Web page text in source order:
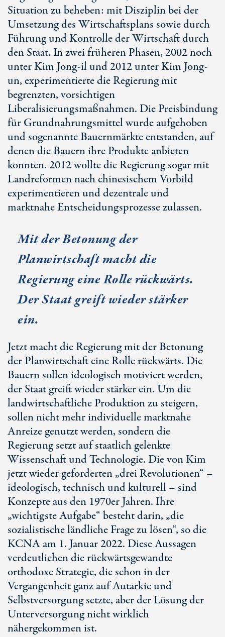
Situation zu beheben: mit Disziplin bei der
Umsetzung des Wirtschaftsplans sowie durch
Führung und Kontrolle der Wirtschaft durch
den Staat. In zwei früheren Phasen, 2002 noch
unter Kim Jong-il und 2012 unter Kim Jong-
un, experimentierte die Regierung mit
begrenzten, vorsichtigen
Liberalisierungsmaßnahmen. Die Preisbindung
für Grundnahrungsmittel wurde aufgehoben
und sogenannte Bauernmärkte entstanden, auf
denen die Bauern ihre Produkte anbieten
konnten. 2012 wollte die Regierung sogar mit
Landreformen nach chinesischem Vorbild
experimentieren und dezentrale und
marktnahe Entscheidungsprozesse zulassen.
Mit der Betonung der
Planwirtschaft macht die
Regierung eine Rolle rückwärts.
Der Staat greift wieder stärker
ein.
Jetzt macht die Regierung mit der Betonung
der Planwirtschaft eine Rolle rückwärts. Die
Bauern sollen ideologisch motiviert werden,
der Staat greift wieder stärker ein. Um die
landwirtschaftliche Produktion zu steigern,
sollen nicht mehr individuelle marktnahe
Anreize genutzt werden, sondern die
Regierung setzt auf staatlich gelenkte
Wissenschaft und Technologie. Die von Kim
jetzt wieder geforderten „drei Revolutionen“ –
ideologisch, technisch und kulturell – sind
Konzepte aus den 1970er Jahren. Ihre
„wichtigste Aufgabe“ besteht darin, „die
sozialistische ländliche Frage zu lösen“, so die
KCNA am 1. Januar 2022. Diese Aussagen
verdeutlichen die rückwärtsgewandte
orthodoxe Strategie, die schon in der
Vergangenheit ganz auf Autarkie und
Selbstversorgung setzte, aber der Lösung der
Unterversorgung nicht wirklich
nähergekommen ist.